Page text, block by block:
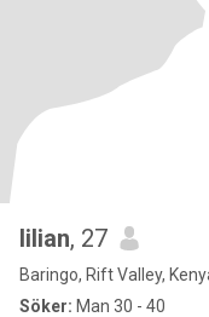
lilian, 27
Baringo, Rift Valley,
Söker: Man 30 - 40